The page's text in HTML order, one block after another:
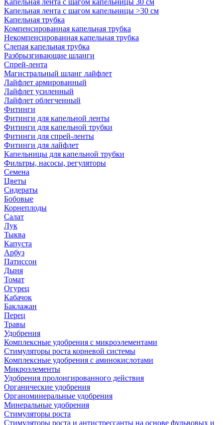
Капельная лента с шагом капельницы 30 см
Капельная лента с шагом капельницы >30 см
Капельная трубка
Компенсированная капельная трубка
Некомпенсированная капельная трубка
Слепая капельная трубка
Разбрызгивающие шланги
Спрей-лента
Магистральный шланг лайфлет
Лайфлет армированный
Лайфлет усиленный
Лайфлет облегченный
Фитинги
Фитинги для капельной ленты
Фитинги для капельной трубки
Фитинги для спрей-ленты
Фитинги для лайфлет
Капельницы для капельной трубки
Фильтры, насосы, регуляторы
Семена
Цветы
Сидераты
Бобовые
Корнеплоды
Салат
Лук
Тыква
Капуста
Арбуз
Патиссон
Дыня
Томат
Огурец
Кабачок
Баклажан
Перец
Травы
Удобрения
Комплексные удобрения с микроэлементами
Стимуляторы роста корневой системы
Комплексные удобрения с аминокислотами
Микроэлементы
Удобрения пролонгированного действия
Органические удобрения
Органоминеральные удобрения
Минеральные удобрения
Стимуляторы роста
Стимуляторы роста и антистрессанты на основе фульвовых и